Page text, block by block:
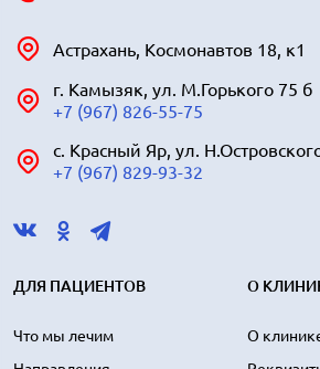
Астрахань, Космонавтов 18, к1
г. Камызяк, ул. М.Горького 75 б
+7 (967) 826-55-75
с. Красный Яр, ул.
+7 (967) 829-93-32
ДЛЯ ПАЦИЕНТОВ
Что мы лечим
О
О